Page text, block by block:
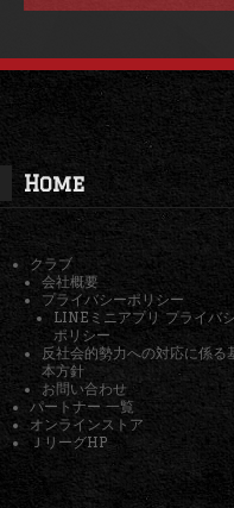
Home
クラブ
会社概要
プライバシーポリシー
LINEミニアプリ プライバ
ポリシー
反社会的勢力への対応に係る
本方針
お問い合わせ
パートナー 一覧
オンラインストア
ＪリーグHP